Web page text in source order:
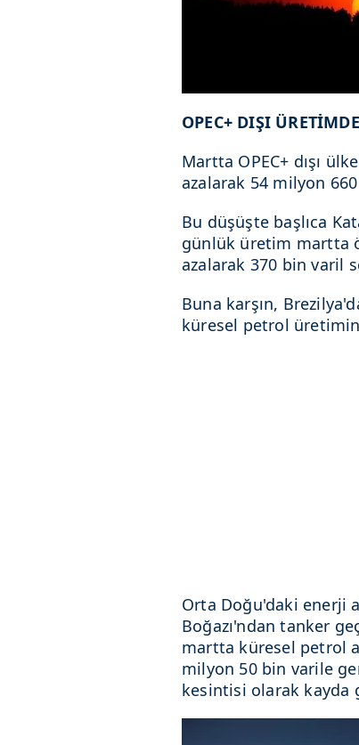
OPEC+ DIŞI
Martta OPEC+ dışı
azalarak 54 milyon
Bu düşüşte başlıca
günlük üretim martta
azalarak 370 bin varil
Buna karşın,
küresel petrol
Orta Doğu'daki enerji
Boğazı'ndan tanker
martta küresel petrol
milyon 50 bin varile
kesintisi olarak kayda